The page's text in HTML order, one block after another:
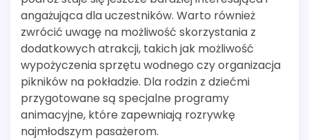
angażująca dla uczestników. Warto również
zwrócić uwagę na możliwość skorzystania z
dodatkowych atrakcji, takich jak możliwość
wypożyczenia sprzętu wodnego czy organizacja
pikników na pokładzie. Dla rodzin z dziećmi
przygotowane są specjalne programy
animacyjne, które zapewniają rozrywkę
najmłodszym pasażerom.